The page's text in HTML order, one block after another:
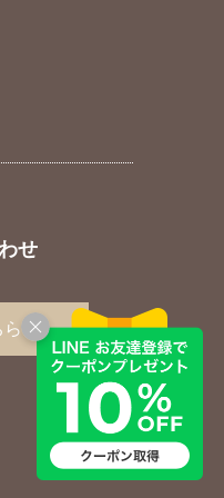
せ
ら